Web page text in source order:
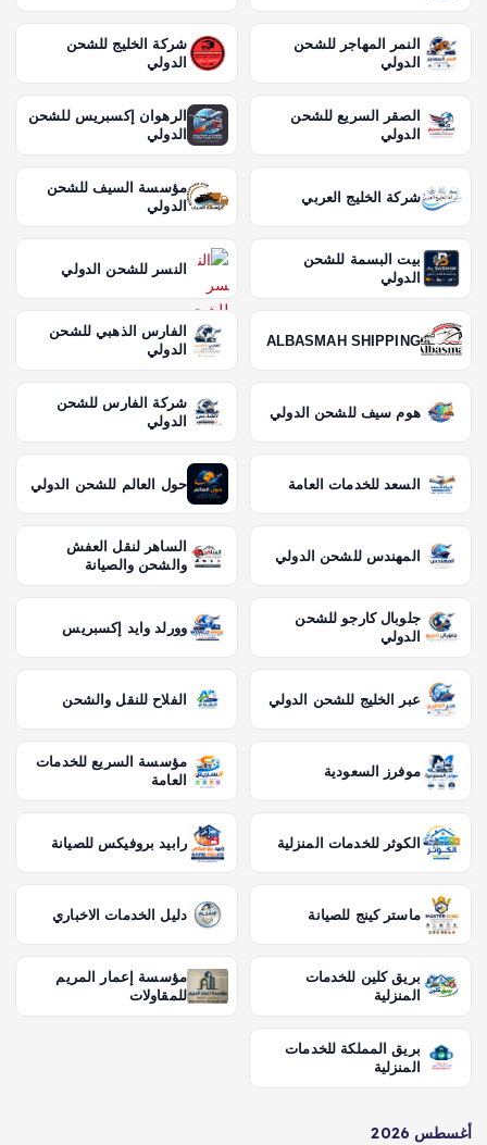
النمر المهاجر للشحن
الدولي
شركة الخليج للشحن
الدولي
الصقر السريع للشحن
الدولي
الرهوان إكسبريس للشحن
الدولي
شركة الخليج العربي
مؤسسة السيف للشحن
الدولي
بيت البسمة للشحن
الدولي
النسر للشحن الدولي
ALBASMAH SHIPPING
الفارس الذهبي للشحن
الدولي
هوم سيف للشحن الدولي
شركة الفارس للشحن
الدولي
السعد للخدمات العامة حول العالم للشحن الدولي
المهندس للشحن الدولي
الساهر لنقل العفش
والشحن والصيانة
جلوبال كارجو للشحن
الدولي
وورلد وايد إكسبريس
عبر الخليج للشحن الدولي الفلاح للنقل والشحن
موفرز السعودية
مؤسسة السريع للخدمات
العامة
الكوثر للخدمات المنزلية رابيد بروفيكس للصيانة
ماستر كينج للصيانة دليل الخدمات الاخباري
بريق كلين للخدمات
المنزلية
مؤسسة إعمار المريم
للمقاولات
بريق المملكة للخدمات
المنزلية
أغسطس 2026